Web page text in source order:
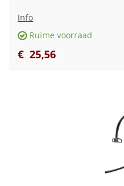
Info
Ruime voorraad
€ 25,56